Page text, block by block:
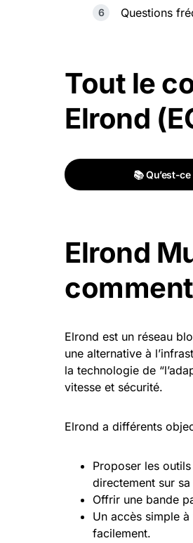
Questions
Tout le
Elrond
📚 Qu’est-
Elrond
Elrond est un réseau
une alternative à
la technologie de
vitesse et sécurité.
Elrond a différents
Proposer les outils
directement sur sa
Offrir une bande
Un accès simple
facilement.